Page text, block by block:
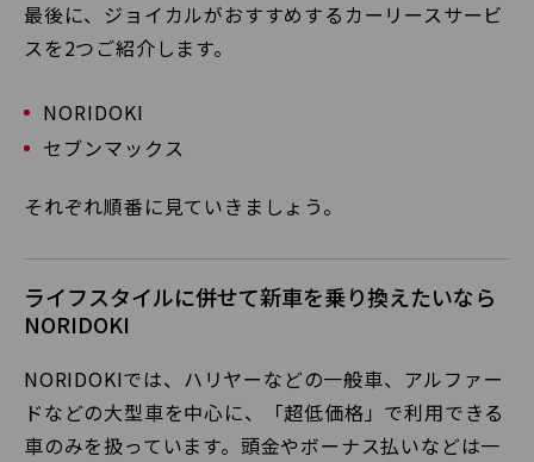
最後に、ジョイカルがおすすめするカーリースサービ
スを2つご紹介します。
NORIDOKI
セブンマックス
それぞれ順番に見ていきましょう。
ライフスタイルに併せて新車を乗り換えたいなら
NORIDOKI
NORIDOKIでは、ハリヤーなどの一般車、アルファー
ドなどの大型車を中心に、「超低価格」で利用できる
車のみを扱っています。頭金やボーナス払いなどは一